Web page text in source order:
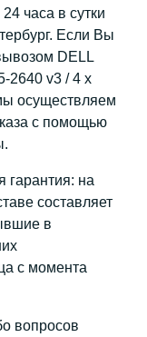
часа в сутки
Если Вы
DELL
2640 v3 / 4 x
осуществляем
с помощью
гарантия: на
составляет
в
с момента
вопросов